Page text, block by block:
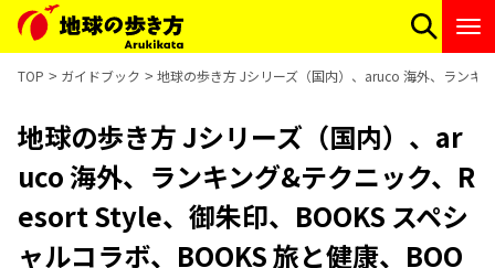
TOP ガイドブック 地球の歩き方 Jシリーズ（国内）、aruco 海外、ランキ
地球の歩き方 Jシリーズ（国内）、ar
uco 海外、ランキング&テクニック、R
esort Style、御朱印、BOOKS スペシ
ャルコラボ、BOOKS 旅と健康、BOO